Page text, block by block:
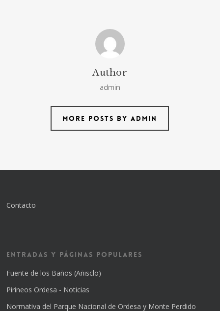
Author
admin
More posts by admin
Contacto
Entradas y Páginas Populares
Fuente de los Baños (Añisclo)
Pirineos Ordesa - Noticias
Normativa del Parque Nacional de Ordesa y Monte Perdido